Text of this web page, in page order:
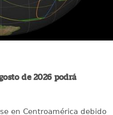
de 2026 podrá
en Centroamérica debido